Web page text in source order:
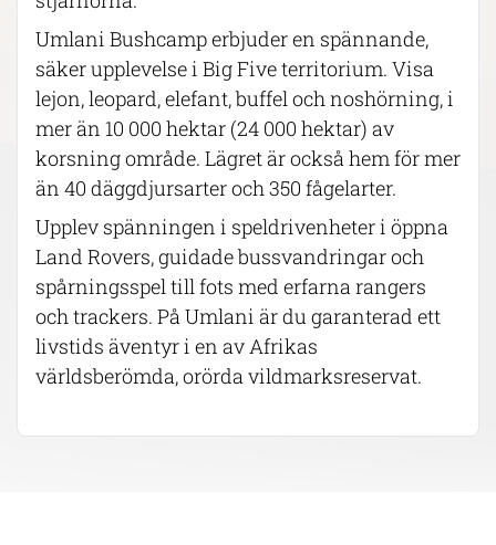
Umlani Bushcamp erbjuder en spännande,
säker upplevelse i Big Five territorium. Visa
lejon, leopard, elefant, buffel och noshörning, i
mer än 10 000 hektar (24 000 hektar) av
korsning område. Lägret är också hem för mer
än 40 däggdjursarter och 350 fågelarter.
Upplev spänningen i speldrivenheter i öppna
Land Rovers, guidade bussvandringar och
spårningsspel till fots med erfarna rangers
och trackers. På Umlani är du garanterad ett
livstids äventyr i en av Afrikas
världsberömda, orörda vildmarksreservat.